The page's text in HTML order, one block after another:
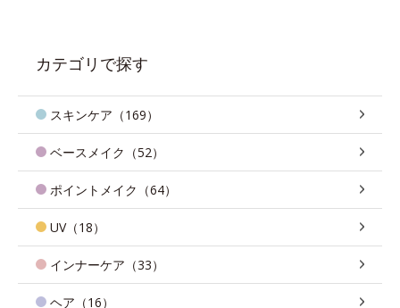
カテゴリで探す
スキンケア（169）
ベースメイク（52）
ポイントメイク（64）
UV（18）
インナーケア（33）
ヘア（16）